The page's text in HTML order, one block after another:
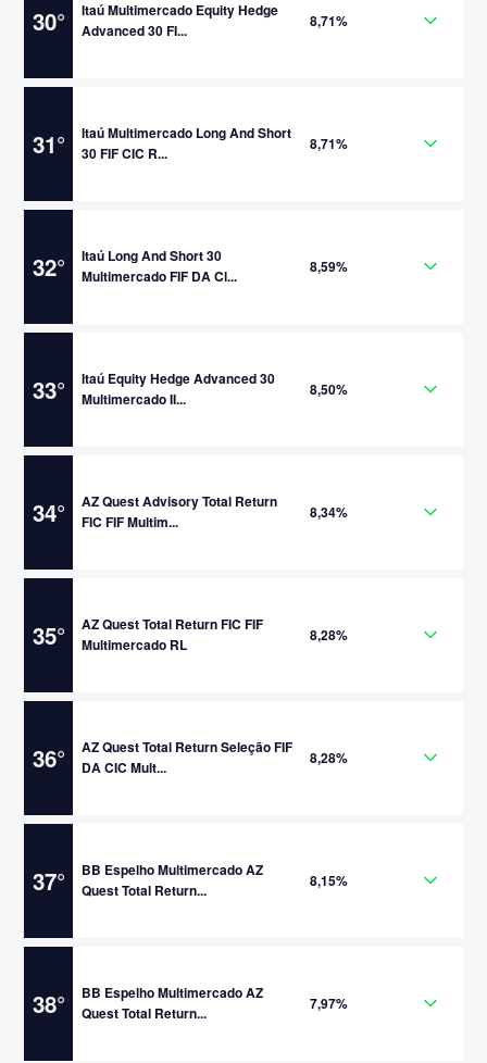
30°
Itaú Multimercado Equity Hedge
Advanced 30 FI...
8,71%
31°
Itaú Multimercado Long And Short
30 FIF CIC R...
8,71%
32°
Itaú Long And Short 30
Multimercado FIF DA Cl...
8,59%
33°
Itaú Equity Hedge Advanced 30
Multimercado II...
8,50%
34°
AZ Quest Advisory Total Return
FIC FIF Multim...
8,34%
35°
AZ Quest Total Return FIC FIF
Multimercado RL
8,28%
36°
AZ Quest Total Return Seleção FIF
DA CIC Mult...
8,28%
37°
BB Espelho Multimercado AZ
Quest Total Return...
8,15%
38°
BB Espelho Multimercado AZ
Quest Total Return...
7,97%